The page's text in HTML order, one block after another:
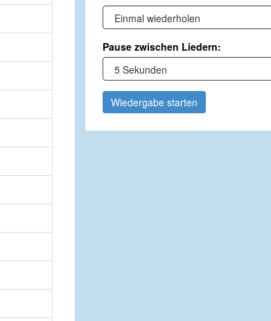
Pause zwischen Liedern:
Wiedergabe starten